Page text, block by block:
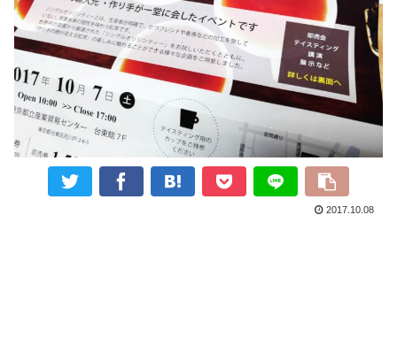
2017.10.08